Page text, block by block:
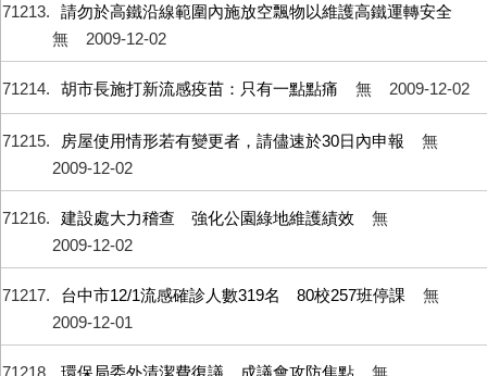
71213
請勿於高鐵沿線範圍內施放空飄物以維護高鐵運轉安全
無
2009-12-02
71214 胡市長施打新流感疫苗：只有一點點痛 無 2009-12-02
71215 房屋使用情形若有變更者，請儘速於30日內申報
無
2009-12-02
71216 建設處大力稽查 強化公園綠地維護績效
無
2009-12-02
71217 台中市12/1流感確診人數319名 80校257班停課
無
2009-12-01
71218 環保局委外清潔費復議 成議會攻防焦點
無